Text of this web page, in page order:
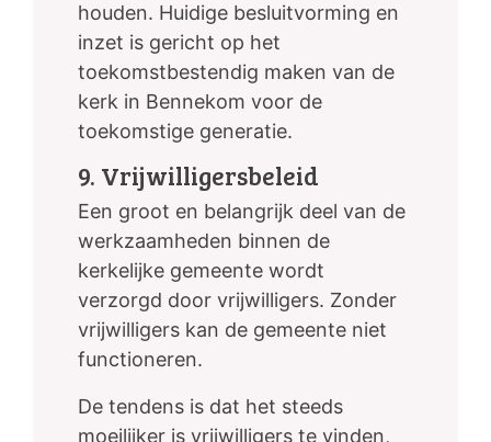
houden. Huidige besluitvorming en
inzet is gericht op het
toekomstbestendig maken van de
kerk in Bennekom voor de
toekomstige generatie.
9. Vrijwilligersbeleid
Een groot en belangrijk deel van de
werkzaamheden binnen de
kerkelijke gemeente wordt
verzorgd door vrijwilligers. Zonder
vrijwilligers kan de gemeente niet
functioneren.
De tendens is dat het steeds
moeilijker is vrijwilligers te vinden,